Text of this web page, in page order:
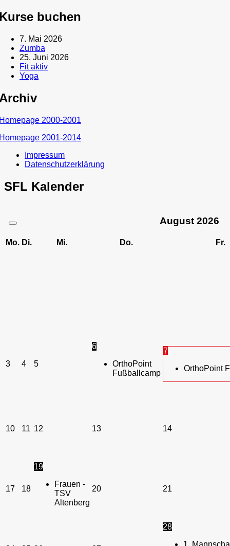
buchen
7. Mai 2026
Zumba
25. Juni 2026
Fit aktiv
Yoga
2000-2001
2001-2014
Impressum
Datenschutzerklärung
SFL Kalender
August 2026
Mo. Di. Mi. Do. Fr.
3 4 5
6
OrthoPoint
Fußballcamp
7
OrthoPoint
10 11 12 13 14
17 18
19
Frauen -
TSV
Altenberg
20 21
28
1.